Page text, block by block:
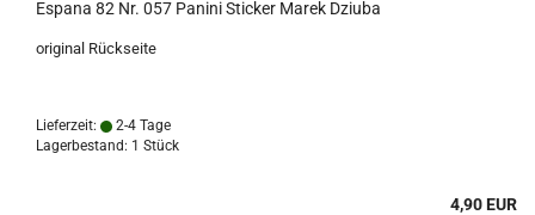
Espana 82 Nr. 057 Panini Sticker Marek Dziuba
original Rückseite
Lieferzeit:
2-4 Tage
Lagerbestand: 1 Stück
4,90 EUR